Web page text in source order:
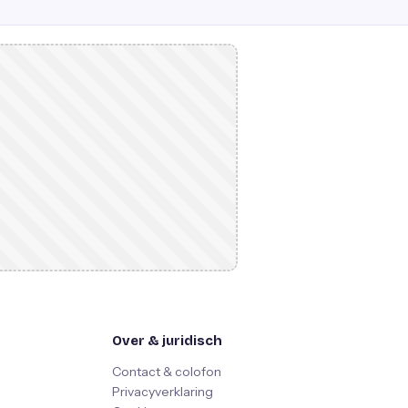
Over & juridisch
Contact & colofon
Privacyverklaring